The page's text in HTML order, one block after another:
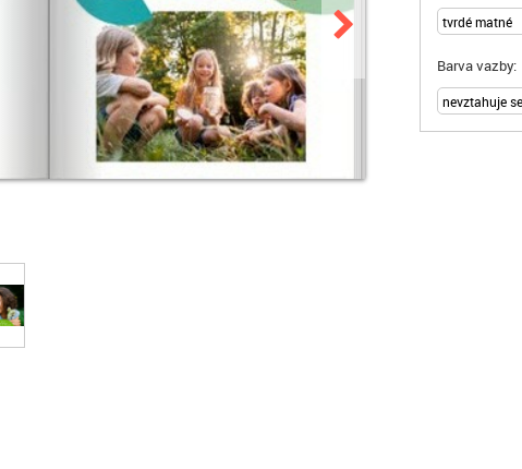
Barva vazby: